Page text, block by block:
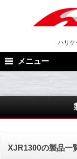
ハリケ
メニュー
XJR1300の製品一